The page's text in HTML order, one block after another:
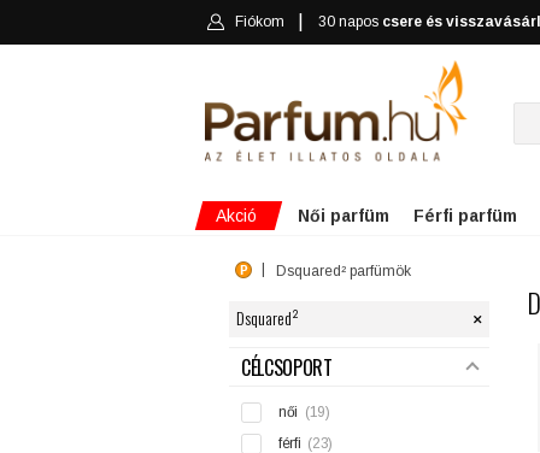
Fiókom 30 napos csere és
Akció Női parfüm Férfi parfüm
Dsquared² parfümök
Dsquared² ×
SZŰRÉS
CÉLCSOPORT
női (19)
férfi (23)